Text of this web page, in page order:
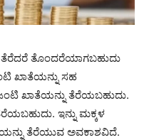
ತೊಂದರೆಯಾಗಬಹುದು
ಖಾತೆಯನ್ನು ಸಹ
ಖಾತೆಯನ್ನು ತೆರೆಯಬಹುದು.
ಇನ್ನು ಮಕ್ಕಳ
ತೆರೆಯುವ ಅವಕಾಶವಿದೆ.